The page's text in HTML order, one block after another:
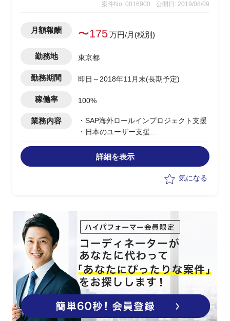
案件No. 0016900 公開日: 2019/08/09
月額報酬 〜175万円/月(税別)
勤務地 東京都
勤務期間 即日～2018年11月末(長期予定)
稼働率 100%
業務内容
・SAP海外ロールインプロジェクト支援
・日本のユーザー支援
の調整業務
・会計(財務、管理会計)および購買プロ
詳細を表示
気になる